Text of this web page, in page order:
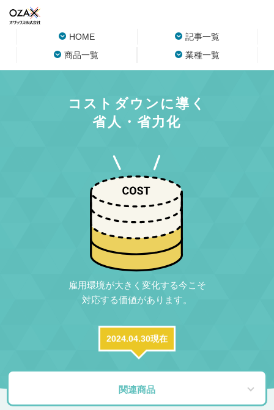
HOME
記事一覧
商品一覧
業種一覧
コストダウンに導く
省人・省力化
雇用環境が大きく変化する今こそ
対応する価値があります。
2024.04.30現在
関連商品